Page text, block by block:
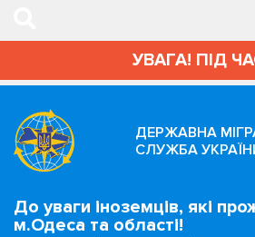
УВАГА! ПІД
ДЕРЖАВНА
СЛУЖБА
До уваги іноземців, які
м.Одеса та області!